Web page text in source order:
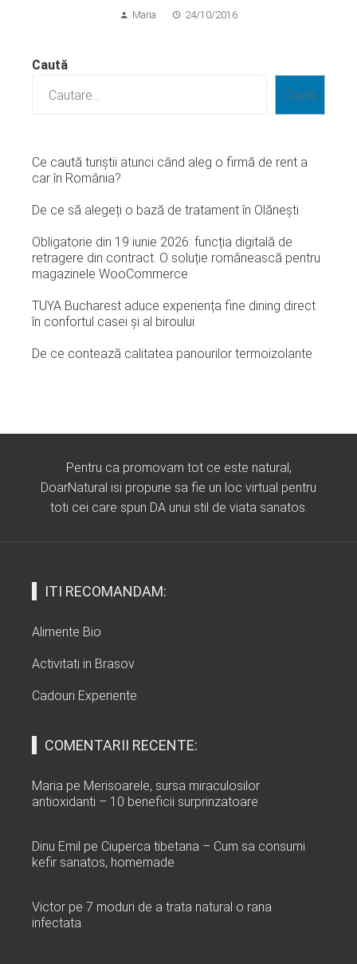
Maria 24/10/2016
Caută
Caută
Ce caută turiștii atunci când aleg o firmă de rent a
car în România?
De ce să alegeți o bază de tratament în Olănești
Obligatorie din 19 iunie 2026: funcția digitală de
retragere din contract. O soluție românească pentru
magazinele WooCommerce
TUYA Bucharest aduce experiența fine dining direct
în confortul casei și al biroului
De ce contează calitatea panourilor termoizolante
Pentru ca promovam tot ce este natural,
DoarNatural isi propune sa fie un loc virtual pentru
toti cei care spun DA unui stil de viata sanatos.
ITI RECOMANDAM:
Alimente Bio
Activitati in Brasov
Cadouri Experiente
COMENTARII RECENTE:
Maria pe Merisoarele, sursa miraculosilor
antioxidanti – 10 beneficii surprinzatoare
Dinu Emil pe Ciuperca tibetana – Cum sa consumi
kefir sanatos, homemade
Victor pe 7 moduri de a trata natural o rana
infectata